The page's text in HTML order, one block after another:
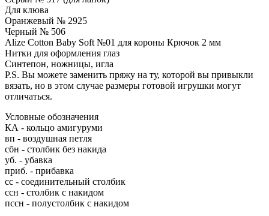
Для клюва
Оранжевый № 2925
Черный № 506
Alize Cotton Baby Soft №01 для короны Крючок 2 мм
Нитки для оформления глаз
Синтепон, ножницы, игла
P.S. Вы можете заменить пряжу на ту, которой вы привыкли
вязать, но в этом случае размеры готовой игрушки могут
отличаться.
Условные обозначения
КА - кольцо амигуруми
вп - воздушная петля
сбн - столбик без накида
уб. - убавка
приб. - прибавка
сс - соединительный столбик
ссн - столбик с накидом
пссн - полустолбик с накидом